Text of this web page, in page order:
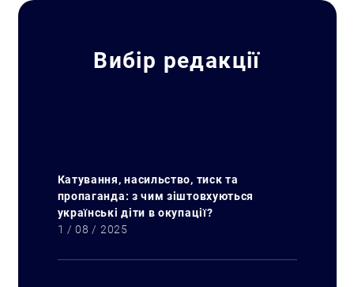
Вибір редакції
Катування, насильство, тиск та
пропаганда: з чим зіштовхуються
українські діти в окупації?
1 / 08 / 2025